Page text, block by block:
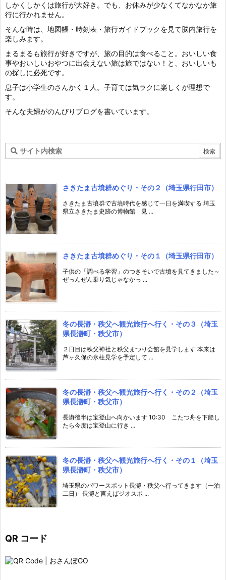
しかくしかくは旅行が大好き。でも、お休みが少なくてなかなか旅
行に行かれません。
そんな時は、地図帳・時刻表・旅行ガイドブックを見て脳内旅行を
楽しみます。
まるまるも旅行が好きですが、旅の目的は食べること。おいしい食
事やおいしいおやつに出会えない旅は旅ではない！と、おいしいも
の探しに必死です。
息子は小学生のさんかく１人。子育ては気ラクに楽しくが理想で
す。
そんな夫婦がのんびりブログを書いています。
さきたま古墳群めぐり・その２（埼玉県行田市）
さきたま古墳群で古墳時代を感じて一日を満喫する 埼玉
県立さきたま史跡の博物館 見 ...
さきたま古墳群めぐり・その１（埼玉県行田市）
子供の「調べる学習」のつきそいで古墳を見てきました～
ぜっんぜん乗り気じゃなかっ ...
冬の長瀞・秩父へ観光旅行へ行く・その３（埼玉
県長瀞町・秩父市）
２日目は秩父神社と秩父まつり会館を見学します 本来は
芦ヶ久保の氷柱見学を予定して ...
冬の長瀞・秩父へ観光旅行へ行く・その２（埼玉
県長瀞町・秩父市）
長瀞後半は宝登山へ向かいます 10:30 こたつ舟を下船し
たら今度は宝登山に行き ...
冬の長瀞・秩父へ観光旅行へ行く・その１（埼玉
県長瀞町・秩父市）
埼玉県のパワースポット長瀞・秩父へ行ってきます（一泊
二日） 長瀞と言えばジオスポ ...
QR コード